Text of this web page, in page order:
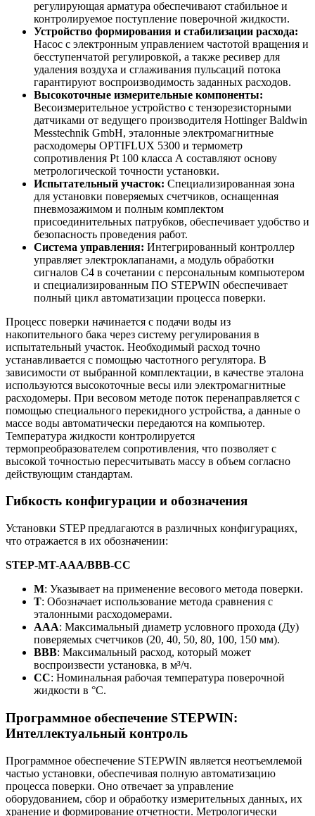
регулирующая арматура обеспечивают стабильное и
контролируемое поступление поверочной жидкости.
Устройство формирования и стабилизации расхода:
Насос с электронным управлением частотой вращения и
бесступенчатой регулировкой, а также ресивер для
удаления воздуха и сглаживания пульсаций потока
гарантируют воспроизводимость заданных расходов.
Высокоточные измерительные компоненты:
Весоизмерительное устройство с тензорезисторными
датчиками от ведущего производителя Hottinger Baldwin
Messtechnik GmbH, эталонные электромагнитные
расходомеры OPTIFLUX 5300 и термометр
сопротивления Pt 100 класса А составляют основу
метрологической точности установки.
Испытательный участок: Специализированная зона
для установки поверяемых счетчиков, оснащенная
пневмозажимом и полным комплектом
присоединительных патрубков, обеспечивает удобство и
безопасность проведения работ.
Система управления: Интегрированный контроллер
управляет электроклапанами, а модуль обработки
сигналов С4 в сочетании с персональным компьютером
и специализированным ПО STEPWIN обеспечивает
полный цикл автоматизации процесса поверки.
Процесс поверки начинается с подачи воды из
накопительного бака через систему регулирования в
испытательный участок. Необходимый расход точно
устанавливается с помощью частотного регулятора. В
зависимости от выбранной комплектации, в качестве эталона
используются высокоточные весы или электромагнитные
расходомеры. При весовом методе поток перенаправляется с
помощью специального перекидного устройства, а данные о
массе воды автоматически передаются на компьютер.
Температура жидкости контролируется
термопреобразователем сопротивления, что позволяет с
высокой точностью пересчитывать массу в объем согласно
действующим стандартам.
Гибкость конфигурации и обозначения
Установки STEP предлагаются в различных конфигурациях,
что отражается в их обозначении:
STEP-MT-AAA/BBB-CC
М: Указывает на применение весового метода поверки.
Т: Обозначает использование метода сравнения с
эталонными расходомерами.
ААА: Максимальный диаметр условного прохода (Ду)
поверяемых счетчиков (20, 40, 50, 80, 100, 150 мм).
ВВВ: Максимальный расход, который может
воспроизвести установка, в м³/ч.
СС: Номинальная рабочая температура поверочной
жидкости в °С.
Программное обеспечение STEPWIN:
Интеллектуальный контроль
Программное обеспечение STEPWIN является неотъемлемой
частью установки, обеспечивая полную автоматизацию
процесса поверки. Оно отвечает за управление
оборудованием, сбор и обработку измерительных данных, их
хранение и формирование отчетности. Метрологически